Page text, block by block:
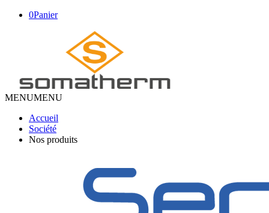
0Panier
MENUMENU
Accueil
Société
Nos produits